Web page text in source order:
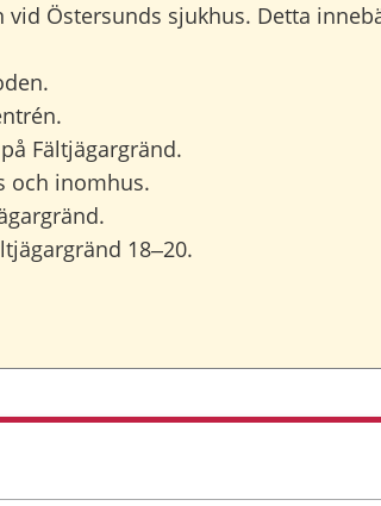
Östersunds sjukhus. Detta
Fältjägargränd.
och inomhus.
18–20.